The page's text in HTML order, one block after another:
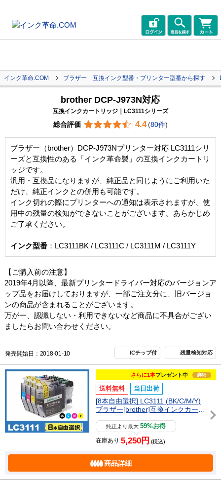
インク革命.COM ブラザー 互換インク型番・プリンター型番から探す
brother DCP-J973N対応
互換インクカートリッジ｜LC3111シリーズ
総合評価 4.4 (80件)
ブラザー（brother）DCP-J973Nプリンター対応 LC3111シリ
ーズと互換性のある「インク革命製」の互換インクカートリ
ッジです。
汎用・互換品になりますが、純正品と同じようにご利用いた
だけ、純正インクとの併用も可能です。
インク切れの際にプリンターへの通知は表示されますが、使
用中の残量の検知ができないことがございます。あらかじめ
ご了承ください。
インク型番 ：LC3111BK / LC3111C / LC3111M / LC3111Y
【ご購入前の注意】
2019年4月以降、最新プリンタードライバー対応のバージョンア
ップ品をお届けしておりますが、一部ご注文分に、旧バージョ
ンの商品が含まれることがございます。
万が一、認識しない・利用できないなど商品に不具合がござい
ましたらお問い合わせください。
発売開始日：2018-01-10 ICチップ付 残量検知対応
さらに1本プレゼント中 詳細
送料無料 当日出荷
[8本自由選択] LC3111 (BK/C/M/Y)
ブラザー[brother]互換インクカート
純正より最大59%お得
在庫あり 5,250円 (税込)
商品詳細